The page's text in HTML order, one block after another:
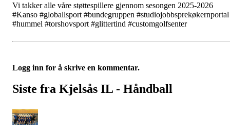
Vi takker alle våre støttespillere gjennom sesongen 2025-2026
#Kanso #globallsport #bundegruppen #studiojobbsprekøkernportal
#hummel #torshovsport #glittertind #customgolfsenter
Logg inn for å skrive en kommentar.
Siste fra Kjelsås IL - Håndball